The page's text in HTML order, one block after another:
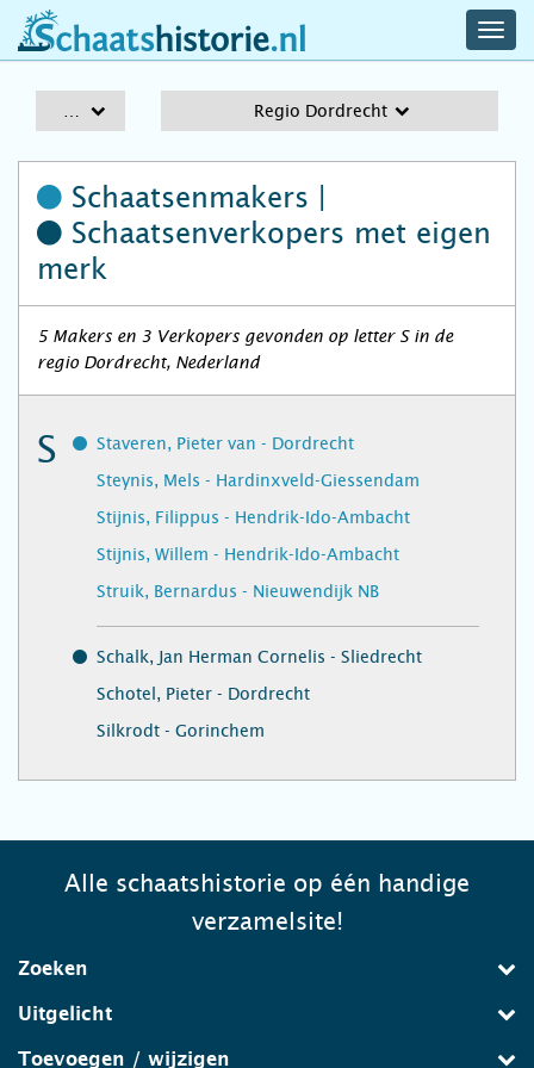
schaatshistorie.nl
Regio Dordrecht
Schaatsenmakers |
Schaatsenverkopers met eigen
merk
5 Makers en 3 Verkopers gevonden op letter S in de
regio Dordrecht, Nederland
S
Staveren, Pieter van - Dordrecht
Steynis, Mels - Hardinxveld-Giessendam
Stijnis, Filippus - Hendrik-Ido-Ambacht
Stijnis, Willem - Hendrik-Ido-Ambacht
Struik, Bernardus - Nieuwendijk NB
Schalk, Jan Herman Cornelis - Sliedrecht
Schotel, Pieter - Dordrecht
Silkrodt - Gorinchem
Alle schaatshistorie op één handige
verzamelsite!
Zoeken
Uitgelicht
Toevoegen / wijzigen